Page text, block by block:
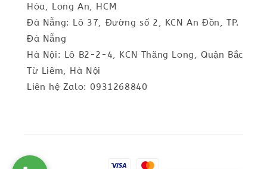
Hòa, Long An, HCM
Đà Nẵng: Lô 37, Đường số 2, KCN An Đồn, TP.
Đà Nẵng
Hà Nội: Lô B2-2-4, KCN Thăng Long, Quận Bắc
Từ Liêm, Hà Nội
Liên hệ Zalo: 0931268840